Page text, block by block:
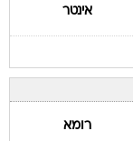
אינטר
רומא